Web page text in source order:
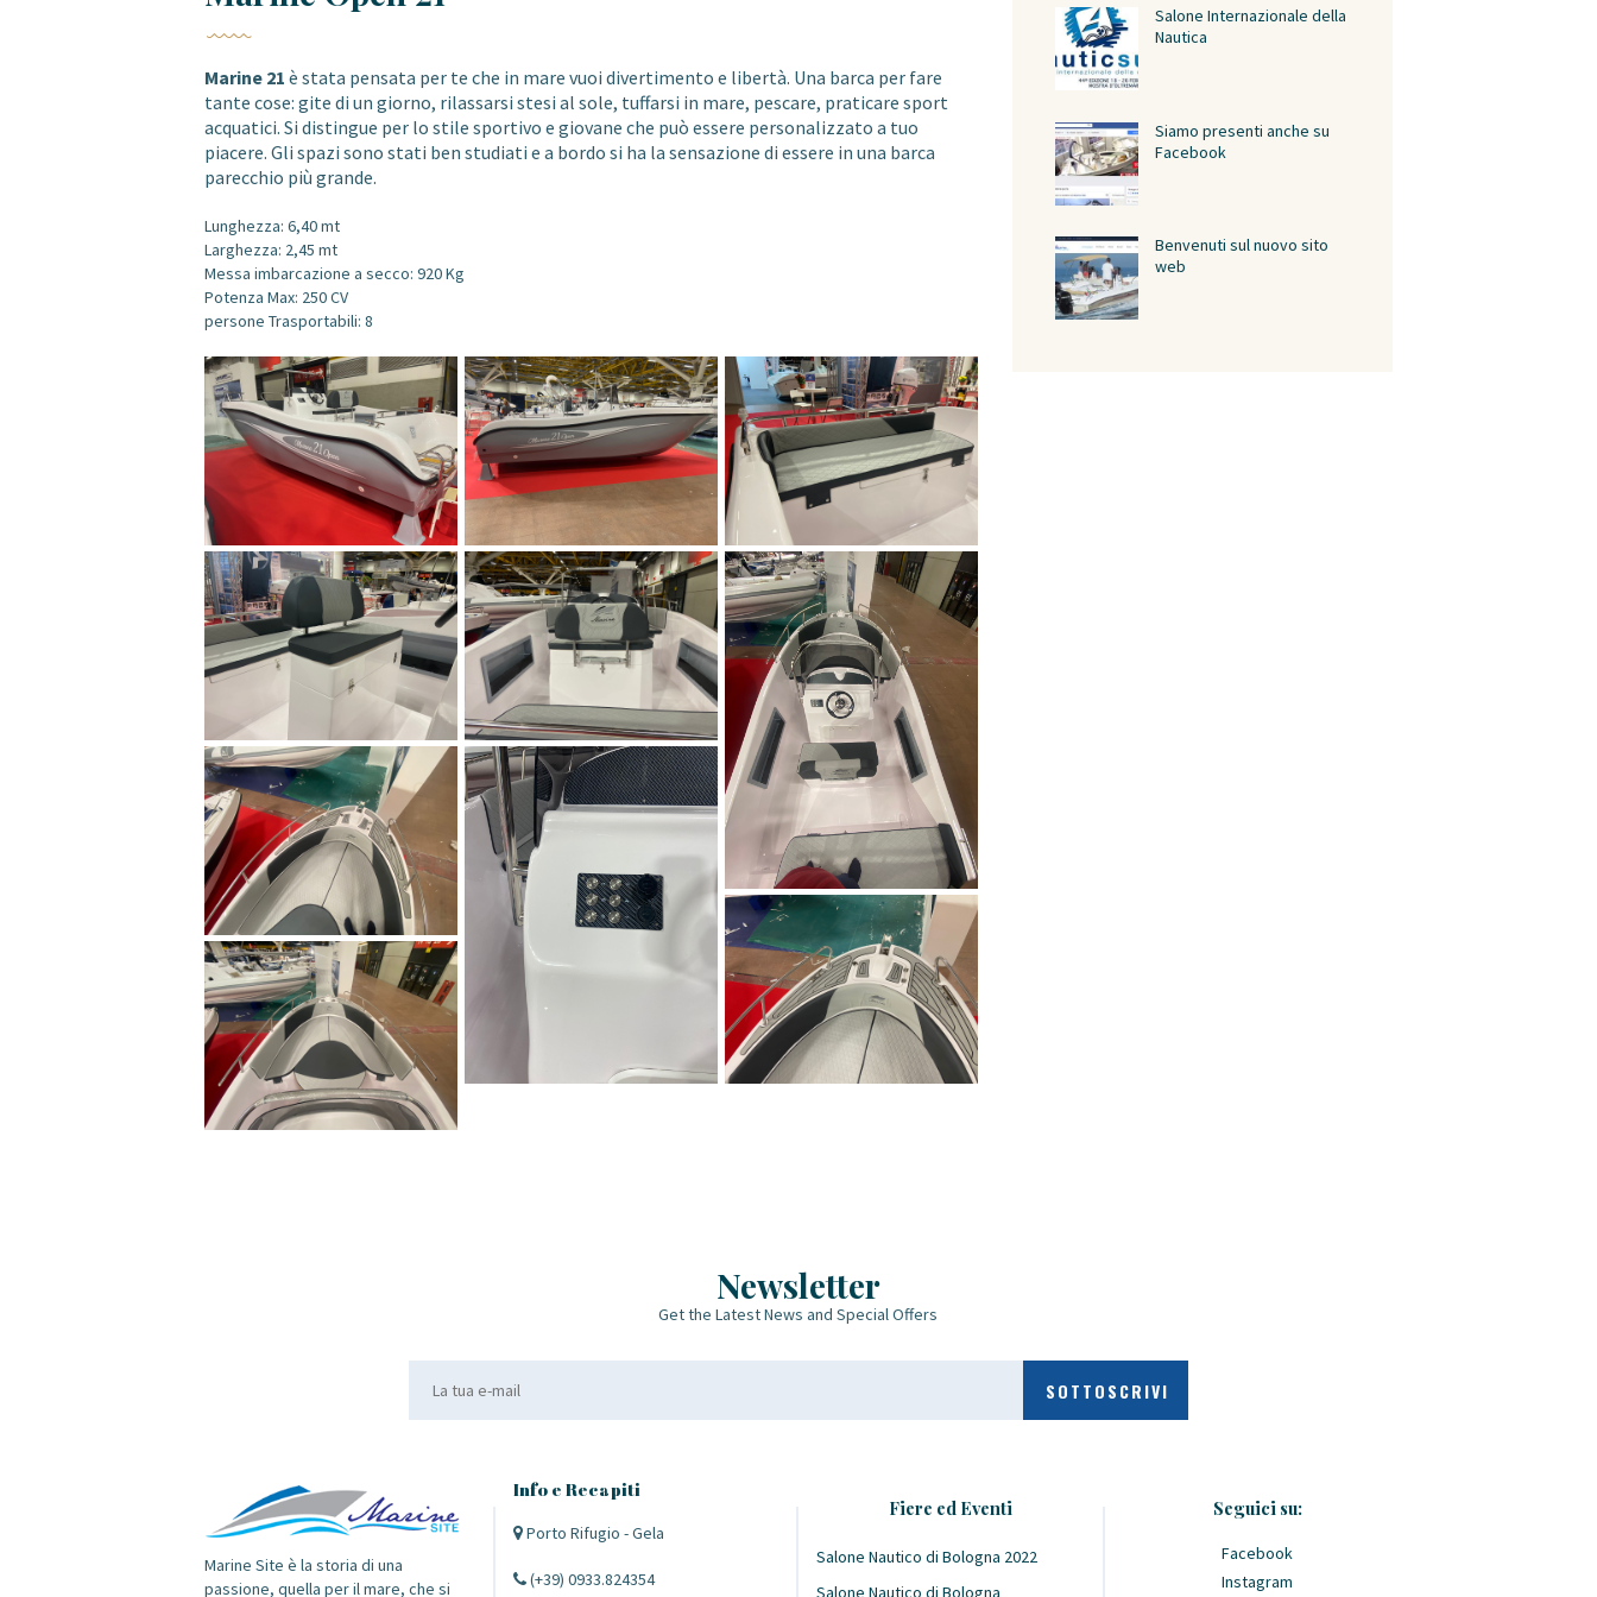
Salone Internazionale della
Nautica
Siamo presenti anche su
Facebook
Benvenuti sul nuovo sito
web
Marine 21 è stata pensata per te che in mare vuoi divertimento e libertà. Una barca per fare
tante cose: gite di un giorno, rilassarsi stesi al sole, tuffarsi in mare, pescare, praticare sport
acquatici. Si distingue per lo stile sportivo e giovane che può essere personalizzato a tuo
piacere. Gli spazi sono stati ben studiati e a bordo si ha la sensazione di essere in una barca
parecchio più grande.
Lunghezza: 6,40 mt
Larghezza: 2,45 mt
Messa imbarcazione a secco: 920 Kg
Potenza Max: 250 CV
persone Trasportabili: 8
Newsletter
Get the Latest News and Special Offers
Marine Site è la storia di una
passione, quella per il mare, che si
Info e Recapiti
Porto Rifugio - Gela
(+39) 0933.824354
Fiere ed Eventi
Salone Nautico di Bologna 2022
Salone Nautico di Bologna
Seguici su:
Facebook
Instagram